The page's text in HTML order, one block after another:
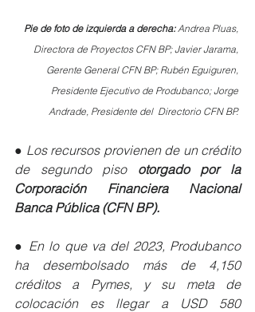
Pie de foto de izquierda a derecha: Andrea Pluas,
Directora de Proyectos CFN BP; Javier Jarama,
Gerente General CFN BP; Rubén Eguiguren,
Presidente Ejecutivo de Produbanco; Jorge
Andrade, Presidente del  Directorio CFN BP.
● Los recursos provienen de un crédito
de segundo piso otorgado por la
Corporación Financiera Nacional
Banca Pública (CFN BP).
● En lo que va del 2023, Produbanco
ha desembolsado más de 4,150
créditos a Pymes, y su meta de
colocación es llegar a USD 580